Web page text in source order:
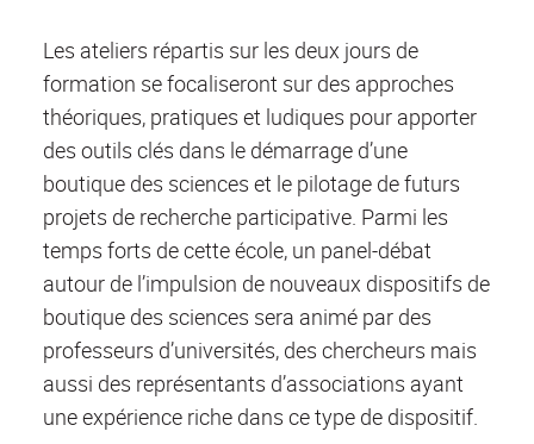
Les ateliers répartis sur les deux jours de
formation se focaliseront sur des approches
théoriques, pratiques et ludiques pour apporter
des outils clés dans le démarrage d’une
boutique des sciences et le pilotage de futurs
projets de recherche participative. Parmi les
temps forts de cette école, un panel-débat
autour de l’impulsion de nouveaux dispositifs de
boutique des sciences sera animé par des
professeurs d’universités, des chercheurs mais
aussi des représentants d’associations ayant
une expérience riche dans ce type de dispositif.